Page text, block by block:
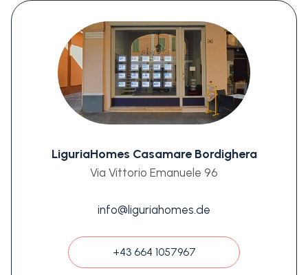
LiguriaHomes Casamare Bordighera
Via Vittorio Emanuele 96
info@liguriahomes.de
+43 664 1057967